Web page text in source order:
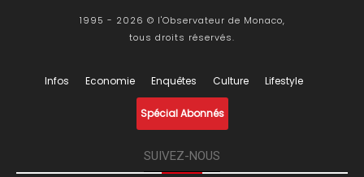
1995 - 2026 © l'Observateur de Monaco,
tous droits réservés.
Infos Economie Enquêtes Culture Lifestyle
Spécial Abonnés
SUIVEZ-NOUS